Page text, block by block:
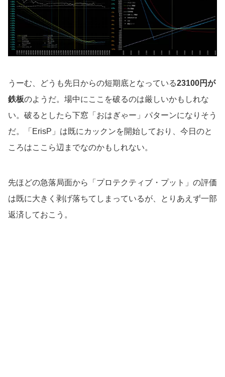
うーむ、どうも先日からの短期底となっている23100円が
鉄板のようだ。場中にここを破るのは厳しいかもしれな
い。破るとしたら下窓「おはぎゃー」パターンになりそう
だ。「ErisP」は既にカックンを開始しており、今日のと
ころはここら辺までなのかもしれない。
先ほどの急落局面から「プロテクティブ・プット」の評価
は既に大きく剥げ落ちてしまっているが、とりあえず一部
返済しておこう。